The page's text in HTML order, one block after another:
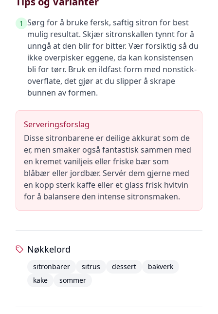
1 Sørg for å bruke fersk, saftig sitron for best
mulig resultat. Skjær sitronskallen tynnt for å
unngå at den blir for bitter. Vær forsiktig så du
ikke overpisker eggene, da kan konsistensen
bli for tørr. Bruk en ildfast form med nonstick-
overflate, det gjør at du slipper å skrape
bunnen av formen.
Serveringsforslag
Disse sitronbarene er deilige akkurat som de
er, men smaker også fantastisk sammen med
en kremet vaniljeis eller friske bær som
blåbær eller jordbær. Servér dem gjerne med
en kopp sterk kaffe eller et glass frisk hvitvin
for å balansere den intense sitronsmaken.
Nøkkelord
sitronbarer sitrus dessert
bakverk
kake
sommer